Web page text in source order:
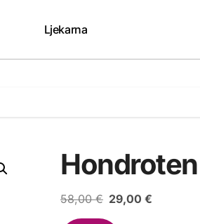
Ljekarna
Hondroten
58,00€ Izvorna
cijena
29,00 €